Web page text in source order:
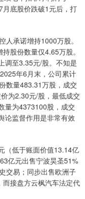
底股价跌破1元后，打
承诺增持1000万股。
股份数量仅4.65万股。
调至3.35元/股。不知是
年6月末，公司累计
数量483.31万股，成交
为2.30元/股，最低成交
量为4373100股，成交
论监督作用是非常有效
低于账面价值13.14亿
亿元出售宁波昊圣51%
交易；同步出售欧洲子
接盘方云枫汽车法定代